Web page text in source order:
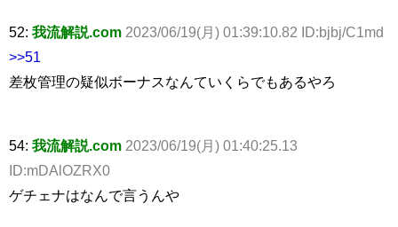
52: 我流解説.com 2023/06/19(月) 01:39:10.82 ID:bjbj/C1md
>>51
差枚管理の疑似ボーナスなんていくらでもあるやろ
54: 我流解説.com 2023/06/19(月) 01:40:25.13
ID:mDAlOZRX0
ゲチェナはなんで言うんや